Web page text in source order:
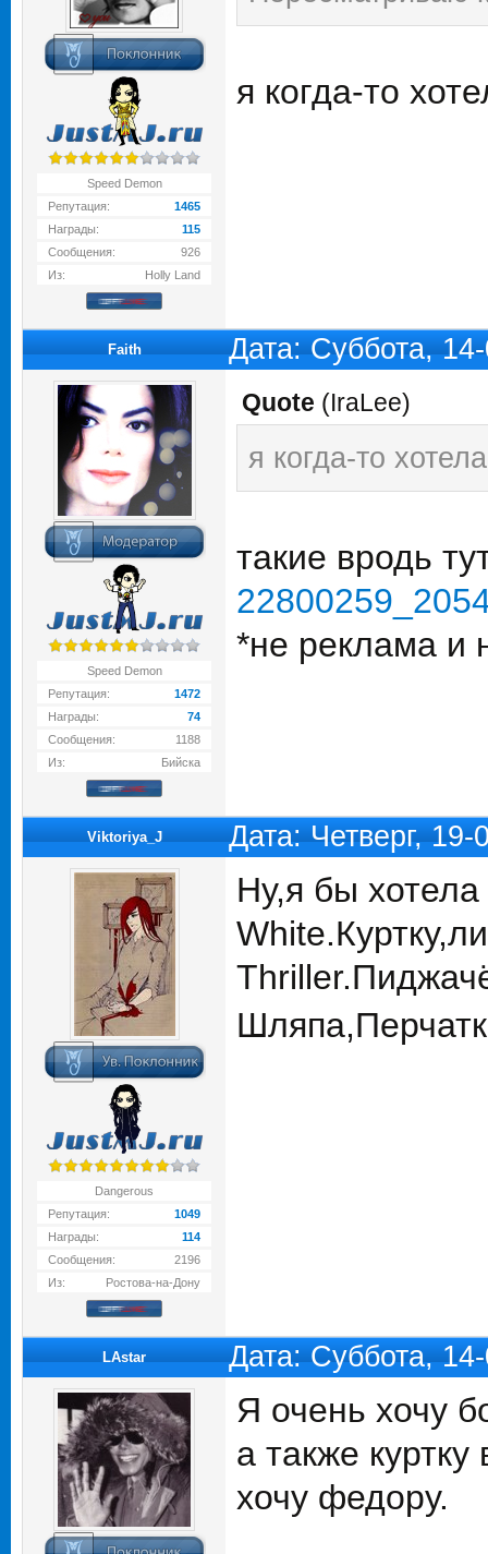
Speed Demon
Репутация:
1465
Награды:
115
Сообщения:
926
Из:
Holly Land
я когда-то
Faith Дата: Суббота,
Speed Demon
Репутация:
1472
Награды:
74
Сообщения:
1188
Из:
Бийска
Quote (IraLee)
я когда-то
такие вродь
*не реклама и
Viktoriya_J Дата: Четверг,
Dangerous
Репутация:
1049
Награды:
114
Сообщения:
2196
Из:
Ростова-на-Дону
Ну,я бы
LAstar Дата: Суббота,
Я очень хочу
а также
хочу федору.